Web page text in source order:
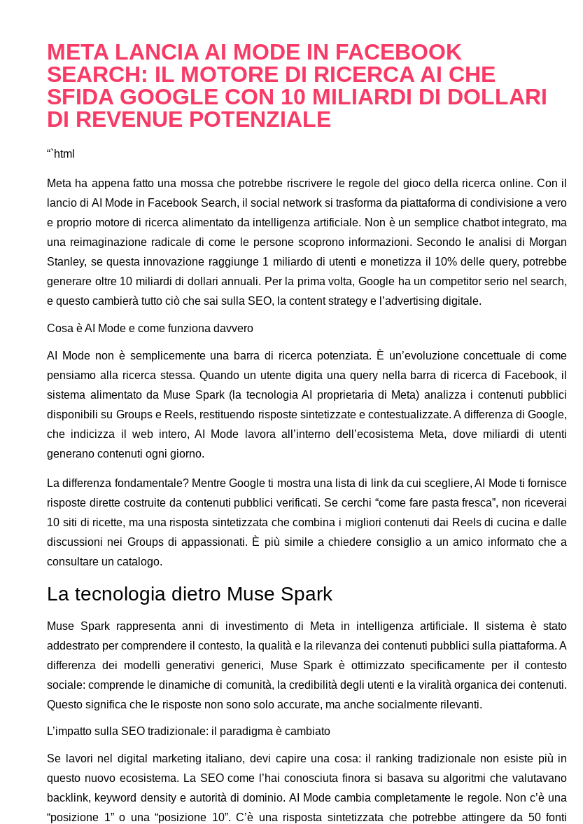
META LANCIA AI MODE IN FACEBOOK
SEARCH: IL MOTORE DI RICERCA AI CHE
SFIDA GOOGLE CON 10 MILIARDI DI DOLLARI
DI REVENUE POTENZIALE
“`html
Meta ha appena fatto una mossa che potrebbe riscrivere le regole del gioco della ricerca online. Con il
lancio diAI Mode in Facebook Search, il social network si trasforma da piattaforma di condivisione a vero
e proprio motore di ricerca alimentato da intelligenza artificiale. Non è un semplice chatbot integrato, ma
una reimaginazione radicale di come le persone scoprono informazioni. Secondo le analisi di Morgan
Stanley, se questa innovazione raggiunge 1 miliardo di utenti e monetizza il 10% delle query, potrebbe
generare oltre 10 miliardi di dollari annuali. Per la prima volta, Google ha un competitor serio nel search,
e questo cambierà tutto ciò che sai sulla SEO, la content strategy e l’advertising digitale.
Cosa è AI Mode e come funziona davvero
AI Mode non è semplicemente una barra di ricerca potenziata. È un’evoluzione concettuale di come
pensiamo alla ricerca stessa. Quando un utente digita una query nella barra di ricerca di Facebook, il
sistema alimentato da Muse Spark(la tecnologia AI proprietaria di Meta) analizza i contenuti pubblici
disponibili su Groups e Reels, restituendo risposte sintetizzate e contestualizzate. A differenza di Google,
che indicizza il web intero, AI Mode lavora all’interno dell’ecosistema Meta, dove miliardi di utenti
generano contenuti ogni giorno.
La differenza fondamentale? Mentre Google ti mostra una lista di link da cui scegliere, AI Mode ti fornisce
risposte dirette costruite da contenuti pubblici verificati. Se cerchi “come fare pasta fresca”, non riceverai
10 siti di ricette, ma una risposta sintetizzata che combina i migliori contenuti dai Reels di cucina e dalle
discussioni nei Groups di appassionati. È più simile a chiedere consiglio a un amico informato che a
consultare un catalogo.
La tecnologia dietro Muse Spark
Muse Spark rappresenta anni di investimento di Meta in intelligenza artificiale. Il sistema è stato
addestrato per comprendere il contesto, la qualità e la rilevanza dei contenuti pubblici sulla piattaforma. A
differenza dei modelli generativi generici, Muse Spark è ottimizzato specificamente per il contesto
sociale: comprende le dinamiche di comunità, la credibilità degli utenti e la viralità organica dei contenuti.
Questo significa che le risposte non sono solo accurate, ma anche socialmente rilevanti.
L’impatto sulla SEO tradizionale: il paradigma è cambiato
Se lavori nel digital marketing italiano, devi capire una cosa: il ranking tradizionale non esiste più in
questo nuovo ecosistema. La SEO come l’hai conosciuta finora si basava su algoritmi che valutavano
backlink, keyword density e autorità di dominio. AI Mode cambia completamente le regole. Non c’è una
“posizione 1” o una “posizione 10”. C’è una risposta sintetizzata che potrebbe attingere da 50 fonti